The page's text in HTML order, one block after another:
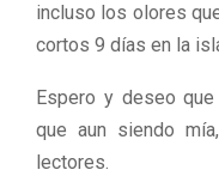
incluso los olores
cortos 9 días en la
Espero y deseo
que aun siendo
lectores.